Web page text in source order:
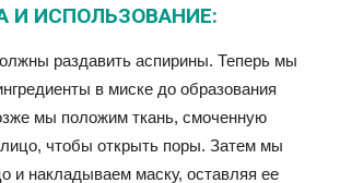
И ИСПОЛЬЗОВАНИЕ:
раздавить аспирины. Теперь мы
в миске до образования
мы положим ткань, смоченную
чтобы открыть поры. Затем мы
и накладываем маску, оставляя ее